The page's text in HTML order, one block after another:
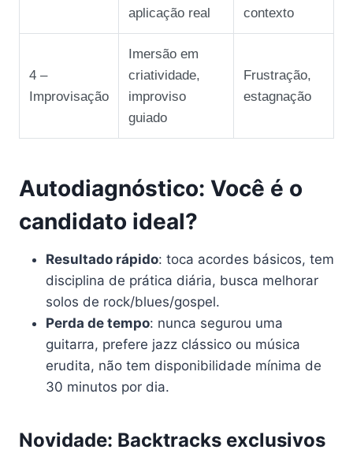
aplicação real
contexto
4 –
Improvisação
Imersão em
criatividade,
improviso
guiado
Frustração,
estagnação
Autodiagnóstico: Você é o
candidato ideal?
Resultado rápido: toca acordes básicos, tem
disciplina de prática diária, busca melhorar
solos de rock/blues/gospel.
Perda de tempo: nunca segurou uma
guitarra, prefere jazz clássico ou música
erudita, não tem disponibilidade mínima de
30 minutos por dia.
Novidade: Backtracks exclusivos